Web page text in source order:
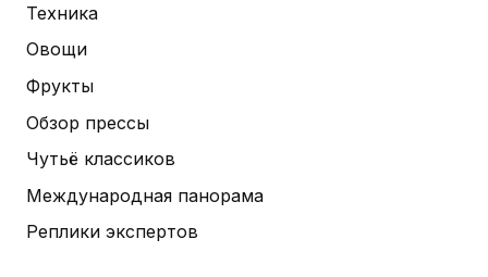
Техника
Овощи
Фрукты
Обзор прессы
Чутьё классиков
Международная панорама
Реплики экспертов